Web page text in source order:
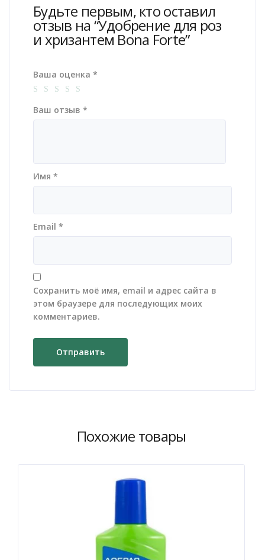
Будьте первым, кто оставил
отзыв на “Удобрение для роз
и хризантем Bona Forte”
Ваша оценка *
Ваш отзыв *
Имя *
Email *
Сохранить моё имя, email и адрес сайта в
этом браузере для последующих моих
комментариев.
Похожие товары